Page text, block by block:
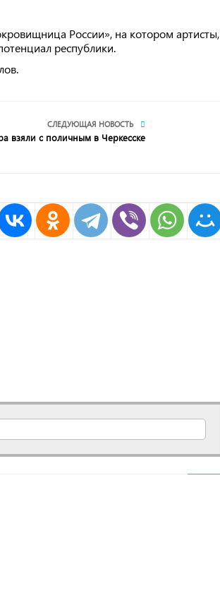
России», на котором артисты,
республики.
СЛЕДУЮЩАЯ НОВОСТЬ
взяли с поличным в Черкесске